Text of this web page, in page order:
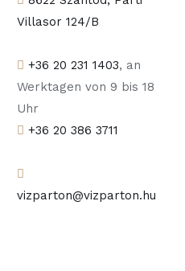
Villasor 124/B
+36 20 231 1403, an
Werktagen von 9 bis 18
Uhr
+36 20 386 3711
vizparton@vizparton.hu